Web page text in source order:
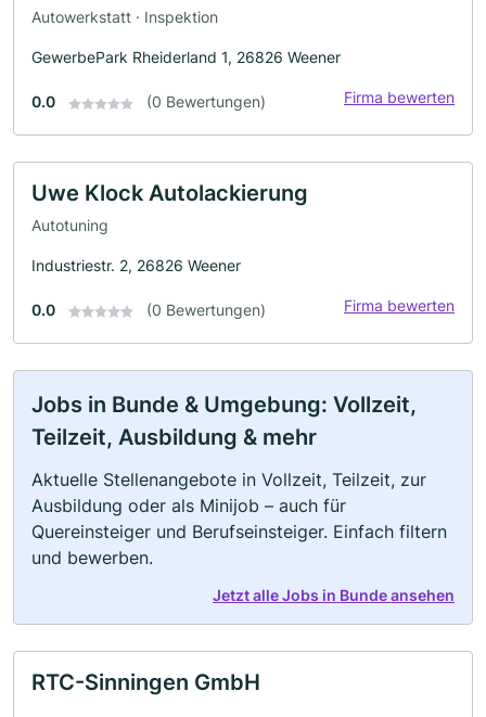
Autowerkstatt · Inspektion
GewerbePark Rheiderland 1, 26826 Weener
0.0 (0 Bewertungen) Firma bewerten
Uwe Klock Autolackierung
Autotuning
Industriestr. 2, 26826 Weener
0.0 (0 Bewertungen) Firma bewerten
Jobs in Bunde & Umgebung: Vollzeit,
Teilzeit, Ausbildung & mehr
Aktuelle Stellenangebote in Vollzeit, Teilzeit, zur
Ausbildung oder als Minijob – auch für
Quereinsteiger und Berufseinsteiger. Einfach filtern
und bewerben.
Jetzt alle Jobs in Bunde ansehen
RTC-Sinningen GmbH